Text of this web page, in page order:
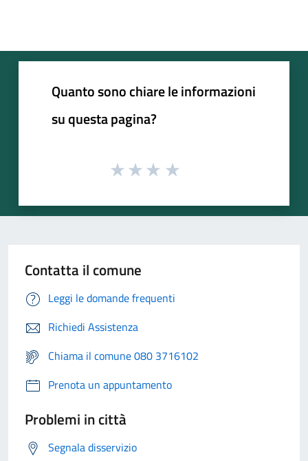
Quanto sono chiare le informazioni
su questa pagina?
Contatta il comune
Leggi le domande frequenti
Richiedi Assistenza
Chiama il comune 080 3716102
Prenota un appuntamento
Problemi in città
Segnala disservizio